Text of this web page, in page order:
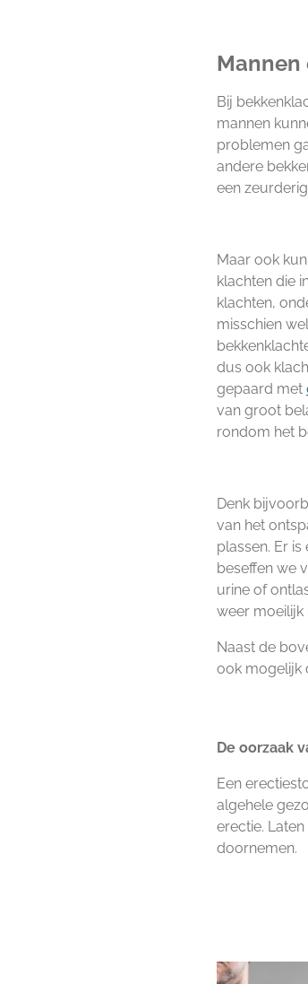
Mannen
Bij
mannen
problemen
andere
een
Maar ook
klachten die
klachten,
misschien
dus ook
gepaard met
van groot
rondom het
Denk
van het
plassen. Er
beseffen we
urine of
weer moeilijk
Naast de
ook mogelijk
De oorzaak
Een
algehele
erectie.
doornemen.